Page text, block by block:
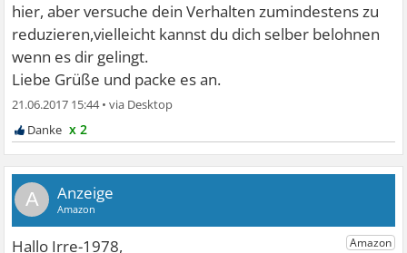
hier, aber versuche dein Verhalten zumindestens zu
reduzieren,vielleicht kannst du dich selber belohnen
wenn es dir gelingt.
Liebe Grüße und packe es an.
21.06.2017 15:44•
x 2
A